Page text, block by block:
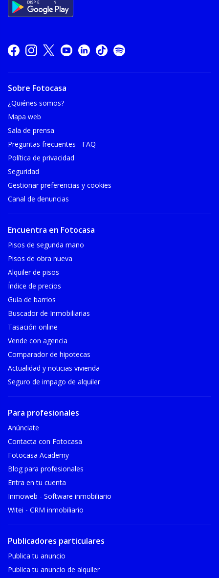
Sobre Fotocasa
¿Quiénes somos?
Mapa web
Sala de prensa
Preguntas frecuentes - FAQ
Política de privacidad
Seguridad
Gestionar preferencias y cookies
Canal de denuncias
Encuentra en Fotocasa
Pisos de segunda mano
Pisos de obra nueva
Alquiler de pisos
Índice de precios
Guía de barrios
Buscador de Inmobiliarias
Tasación online
Vende con agencia
Comparador de hipotecas
Actualidad y noticias vivienda
Seguro de impago de alquiler
Para profesionales
Anúnciate
Contacta con Fotocasa
Fotocasa Academy
Blog para profesionales
Entra en tu cuenta
Inmoweb - Software inmobiliario
Witei - CRM inmobiliario
Publicadores particulares
Publica tu anuncio
Publica tu anuncio de alquiler